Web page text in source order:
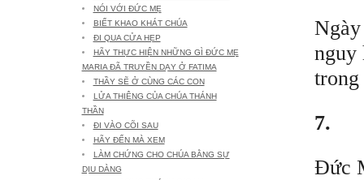
NÓI VỚI ĐỨC MẸ
BIẾT KHAO KHÁT CHÚA
ĐI QUA CỬA HẸP
HÃY THỰC HIỆN NHỮNG GÌ ĐỨC MẸ
MARIA ĐÃ TRUYỀN DẠY Ở FATIMA
THẦY SẼ Ở CÙNG CÁC CON
LỬA THIÊNG CỦA CHÚA THÁNH
THẦN
ĐI VÀO CÕI SAU
HÃY ĐẾN MÀ XEM
LÀM CHỨNG CHO CHÚA BẰNG SỰ
DỊU DÀNG
nguy
trong
7.
Đức